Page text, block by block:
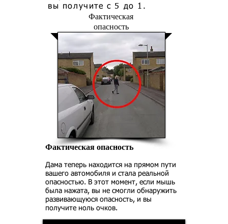
вы получите с 5 до 1.
Фактическая
опасность
Фактическая опасность
Дама теперь находится на прямом пути
вашего автомобиля и стала реальной
опасностью. В этот момент, если мышь
была нажата, вы не смогли обнаружить
развивающуюся опасность, и вы
получите ноль очков.